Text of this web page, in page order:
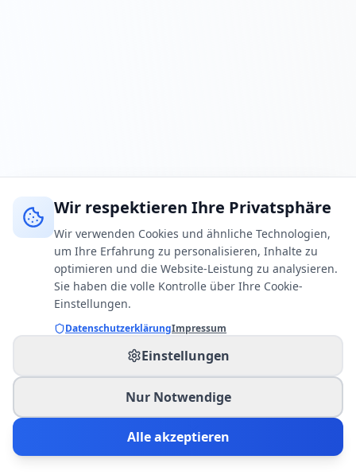
Wir respektieren Ihre Privatsphäre
Wir verwenden Cookies und ähnliche Technologien,
um Ihre Erfahrung zu personalisieren, Inhalte zu
optimieren und die Website-Leistung zu analysieren.
Sie haben die volle Kontrolle über Ihre Cookie-
Einstellungen.
DatenschutzerklärungImpressum
Einstellungen
Nur Notwendige
Alle akzeptieren